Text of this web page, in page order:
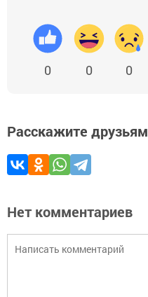
0 0 0
Расскажите друзьям
Нет комментариев